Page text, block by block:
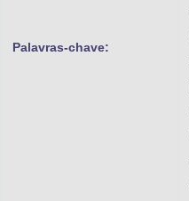
Palavras-chave: